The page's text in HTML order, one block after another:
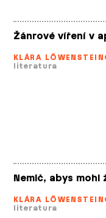
Žánrové víření v
KLÁRA
literatura
Nemlč, abys mohl
KLÁRA
literatura